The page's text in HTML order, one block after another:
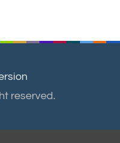
reserved.